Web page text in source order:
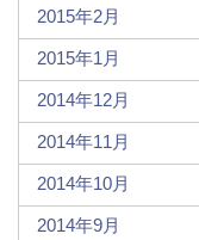
2015年2月
2015年1月
2014年12月
2014年11月
2014年10月
2014年9月